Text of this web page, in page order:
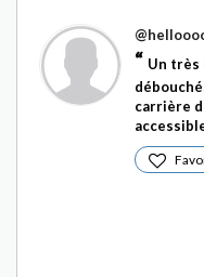
Un très
carrière